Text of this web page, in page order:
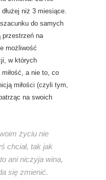
niż 3 miesiące.
do samych
przestrzeń na
możliwość
w których
a nie to, co
miłości (czyli tym,
na swoich
życiu nie
chciał, tak jak
ani niczyja wina,
się zmienić.